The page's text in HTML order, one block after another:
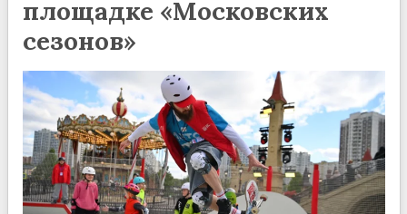
площадке «Московских
сезонов»